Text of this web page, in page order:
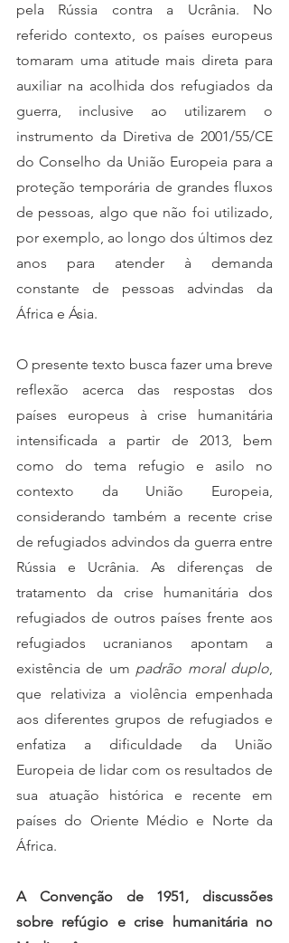
pela Rússia contra a Ucrânia. No
referido contexto, os países europeus
tomaram uma atitude mais direta para
auxiliar na acolhida dos refugiados da
guerra, inclusive ao utilizarem o
instrumento da Diretiva de 2001/55/CE
do Conselho da União Europeia para a
proteção temporária de grandes fluxos
de pessoas, algo que não foi utilizado,
por exemplo, ao longo dos últimos dez
anos para atender à demanda
constante de pessoas advindas da
África e Ásia.
O presente texto busca fazer uma breve
reflexão acerca das respostas dos
países europeus à crise humanitária
intensificada a partir de 2013, bem
como do tema refugio e asilo no
contexto da União Europeia,
considerando também a recente crise
de refugiados advindos da guerra entre
Rússia e Ucrânia. As diferenças de
tratamento da crise humanitária dos
refugiados de outros países frente aos
refugiados ucranianos apontam a
existência de um padrão moral duplo,
que relativiza a violência empenhada
aos diferentes grupos de refugiados e
enfatiza a dificuldade da União
Europeia de lidar com os resultados de
sua atuação histórica e recente em
países do Oriente Médio e Norte da
África.
A Convenção de 1951, discussões
sobre refúgio e crise humanitária no